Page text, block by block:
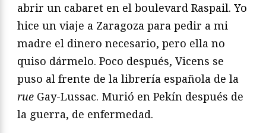
abrir un cabaret en el boulevard Raspail. Yo
hice un viaje a Zaragoza para pedir a mi
madre el dinero necesario, pero ella no
quiso dármelo. Poco después, Vicens se
puso al frente de la librería española de la
rue Gay-Lussac. Murió en Pekín después de
la guerra, de enfermedad.